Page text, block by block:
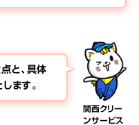
関西クリー
ンサービス
と、具体
ます。